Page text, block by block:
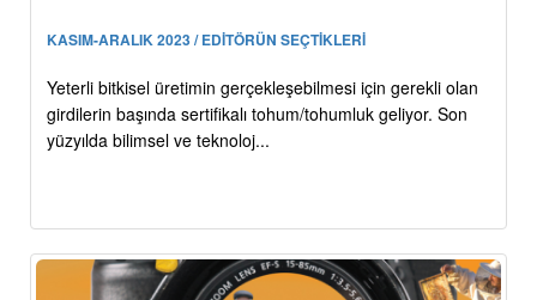
KASIM-ARALIK 2023 / EDİTÖRÜN SEÇTİKLERİ
Yeterli bitkisel üretimin gerçekleşebilmesi için gerekli olan
girdilerin başında sertifikalı tohum/tohumluk geliyor. Son
yüzyılda bilimsel ve teknoloj...